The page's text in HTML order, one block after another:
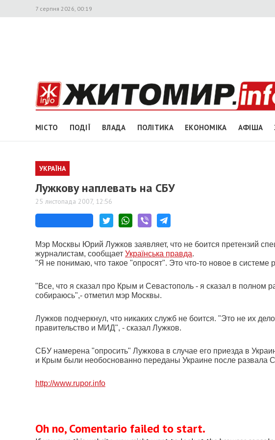
7 серпня 2026, 00:19
МІСТО ПОДІЇ ВЛАДА ПОЛІТИКА ЕКОНОМІКА АФІША
УКРАЇНА
Лужкову наплевать на СБУ
25 листопада 2007, 12:56
Мэр Москвы Юрий Лужков заявляет, что не боится претензий
журналистам, сообщает Українська правда.
"Я не понимаю, что такое "опросят". Это что-то новое в системе
"Все, что я сказал про Крым и Севастополь - я сказал в полном
собираюсь",- отметил мэр Москвы.
Лужков подчеркнул, что никаких служб не боится. "Это не их
правительство и МИД", - сказал Лужков.
СБУ намерена "опросить" Лужкова в случае его приезда в
и Крым были необоснованно переданы Украине после развала
http://www.rupor.info
Oh no, Comentario failed to start.